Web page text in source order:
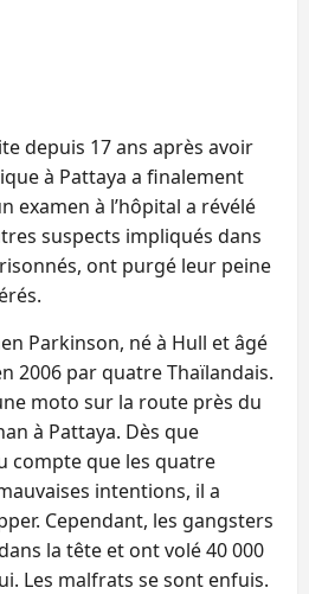
depuis 17 ans après avoir
à Pattaya a finalement
examen à l’hôpital a révélé
suspects impliqués dans
ont purgé leur peine
Parkinson, né à Hull et âgé
2006 par quatre Thaïlandais.
moto sur la route près du
à Pattaya. Dès que
compte que les quatre
intentions, il a
Cependant, les gangsters
la tête et ont volé 40 000
Les malfrats se sont enfuis.